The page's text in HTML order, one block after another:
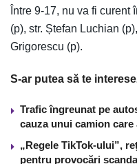
Între 9-17, nu va fi curent
(p), str. Ștefan Luchian
Grigorescu (p).
S-ar putea să te
Trafic îngreunat pe
cauza unui camion
„Regele TikTok-ului”,
pentru provocări